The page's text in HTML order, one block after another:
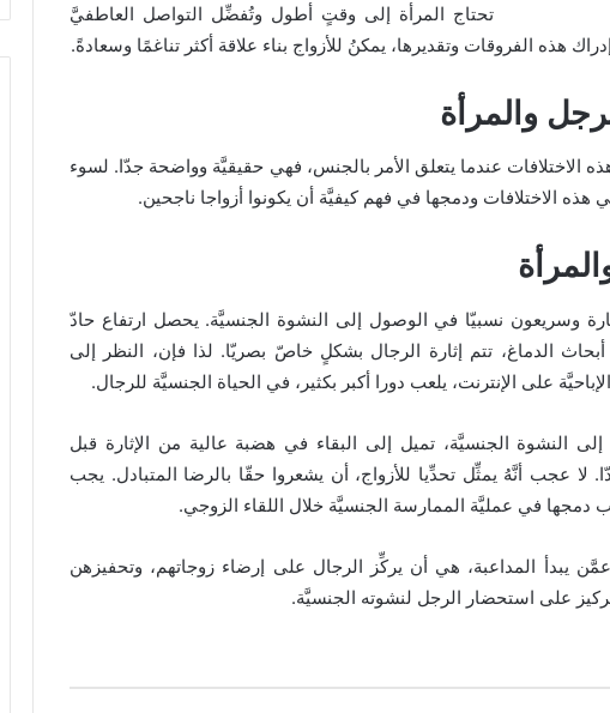
تحتاج المرأة إلى وقتٍ أطول وتُفضِّل التواصل العاطفيَّ
هذه الفروقات وتقديرها، يمكنُ للأزواج بناء علاقة أكثر تناغمًا وسعادةً.
والمرأة
الاختلافات عندما يتعلق الأمر بالجنس، فهي حقيقيَّة وواضحة جدّا. لسوء
الاختلافات ودمجها في فهم كيفيَّة أن يكونوا أزواجا ناجحين.
وسريعون نسبيّا في الوصول إلى النشوة الجنسيَّة. يحصل ارتفاع حادّ
الدماغ، تتم إثارة الرجال بشكلٍ خاصّ بصريّا. لذا فإن، النظر إلى
على الإنترنت، يلعب دورا أكبر بكثير، في الحياة الجنسيَّة للرجال.
النشوة الجنسيَّة، تميل إلى البقاء في هضبة عالية من الإثارة قبل
عجب أنَّهُ يمثِّل تحدِّيا للأزواج، أن يشعروا حقّا بالرضا المتبادل. يجب
دمجها في عمليَّة الممارسة الجنسيَّة خلال اللقاء الزوجي.
يبدأ المداعبة، هي أن يركِّز الرجال على إرضاء زوجاتهم، وتحفيزهن
على استحضار الرجل لنشوته الجنسيَّة.